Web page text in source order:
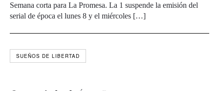
Semana corta para La Promesa. La 1 suspende la emisión del
serial de época el lunes 8 y el miércoles […]
SUEÑOS DE LIBERTAD